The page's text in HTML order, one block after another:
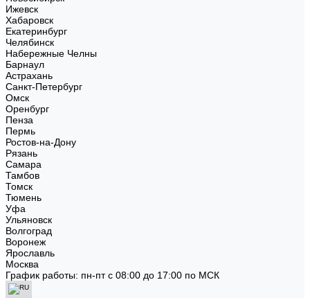
Ижевск
Хабаровск
Екатеринбург
Челябинск
Набережные Челны
Барнаул
Астрахань
Санкт-Петербург
Омск
Оренбург
Пенза
Пермь
Ростов-на-Дону
Рязань
Самара
Тамбов
Томск
Тюмень
Уфа
Ульяновск
Волгоград
Воронеж
Ярославль
Москва
График работы: пн-пт с 08:00 до 17:00 по МСК